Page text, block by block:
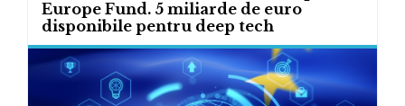
Europe Fund. 5 miliarde de euro
disponibile pentru deep tech